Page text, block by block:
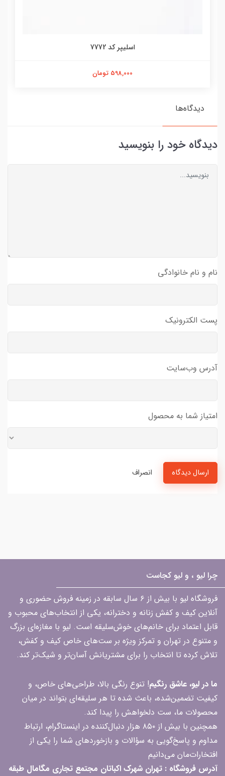
اسلیپر کد 7772
598,000 تومان
دیدگاه‌ها
دیدگاه خود را بنویسید
نام و نام خانوادگی
پست الکترونیک
آدرس وب‌سایت
امتیاز شما به محصول
ارسال دیدگاه انصراف
چرا لیو ، و لیو کجاست
فروشگاه لیو با بیش از ۶ سال سابقه در زمینه فروش حضوری و
آنلاین کیف و کفش زنانه و دخترانه، یکی از انتخاب‌های محبوب و
قابل اعتماد برای خانم‌های خوش‌سلیقه است. لیو با مغازه‌ای بزرگ
و متنوع در تهران و تمرکز ویژه بر ست‌های خاص کیف و کفش،
تلاش کرده تا انتخاب را برای مشتریانش آسان‌تر و شیک‌تر کند.
ما در لیو، عاشق رنگیم! تنوع رنگی بالا، طراحی‌های خاص، و
کیفیت تضمین‌شده، باعث شده تا هر سلیقه‌ای بتواند در میان
محصولات ما، ست دلخواهش را پیدا کند.
همچنین با بیش از ۸۵۰ هزار دنبال‌کننده در اینستاگرام، ارتباط
مداوم و پاسخ‌گویی به سؤالات و بازخوردهای شما را یکی از
افتخارات‌مان می‌دانیم
آدرس فروشگاه : تهران شهرک اکباتان مجتمع تجاری مگامال طبقه